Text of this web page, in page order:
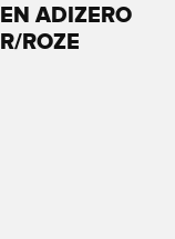
ADIZERO
ROZE